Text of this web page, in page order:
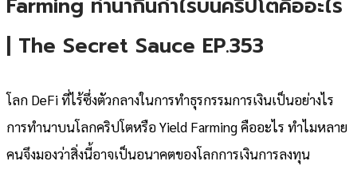
Farming ทำนากินกำไรบนคริปโตคืออะไร
| The Secret Sauce EP.353
โลก DeFi ที่ไร้ซึ่งตัวกลางในการทำธุรกรรมการเงินเป็นอย่างไร
การทำนาบนโลกคริปโตหรือ Yield Farming คืออะไร ทำไมหลาย
คนจึงมองว่าสิ่งนี้อาจเป็นอนาคตของโลกการเงินการลงทุน